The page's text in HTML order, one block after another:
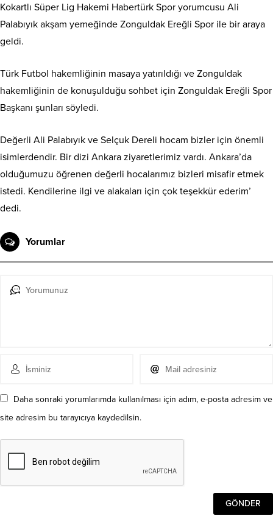
Kokartlı Süper Lig Hakemi Habertürk Spor yorumcusu Ali
Palabıyık akşam yemeğinde Zonguldak Ereğli Spor ile bir araya
geldi.
Türk Futbol hakemliğinin masaya yatırıldığı ve Zonguldak
hakemliğinin de konuşulduğu sohbet için Zonguldak Ereğli Spor
Başkanı şunları söyledi.
Değerli Ali Palabıyık ve Selçuk Dereli hocam bizler için önemli
isimlerdendir. Bir dizi Ankara ziyaretlerimiz vardı. Ankara’da
olduğumuzu öğrenen değerli hocalarımız bizleri misafir etmek
istedi. Kendilerine ilgi ve alakaları için çok teşekkür ederim’
dedi.
Yorumlar
Daha sonraki yorumlarımda kullanılması için adım, e-posta adresim ve
site adresim bu tarayıcıya kaydedilsin.